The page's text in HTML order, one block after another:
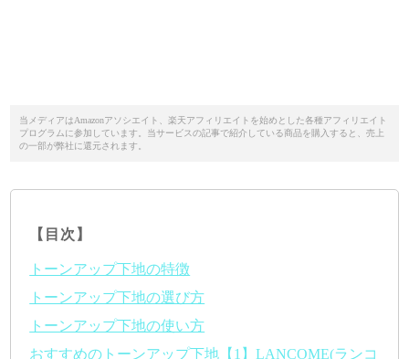
当メディアはAmazonアソシエイト、楽天アフィリエイトを始めとした各種アフィリエイト
プログラムに参加しています。当サービスの記事で紹介している商品を購入すると、売上
の一部が弊社に還元されます。
【目次】
トーンアップ下地の特徴
トーンアップ下地の選び方
トーンアップ下地の使い方
おすすめのトーンアップ下地【1】LANCOME(ランコ